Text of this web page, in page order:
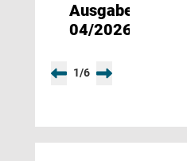
Ausgabe
04/2026
1/6